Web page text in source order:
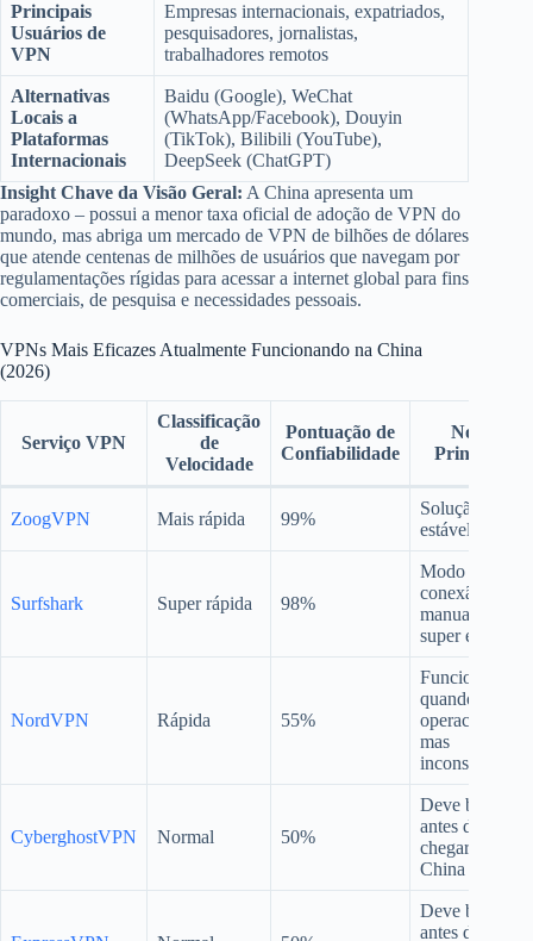
Principais
Usuários de
VPN
Empresas internacionais, expatriados,
pesquisadores, jornalistas,
trabalhadores remotos
Alternativas
Locais a
Plataformas
Internacionais
Baidu (Google), WeChat
(WhatsApp/Facebook), Douyin
(TikTok), Bilibili (YouTube),
DeepSeek (ChatGPT)
Insight Chave da Visão Geral: A China apresenta um
paradoxo – possui a menor taxa oficial de adoção de VPN do
mundo, mas abriga um mercado de VPN de bilhões de dólares
que atende centenas de milhões de usuários que navegam por
regulamentações rígidas para acessar a internet global para fins
comerciais, de pesquisa e necessidades pessoais.
VPNs Mais Eficazes Atualmente Funcionando na China
(2026)
Serviço VPN
Classificação
de
Velocidade
Pontuação de
Confiabilidade
Notas
Principais
ZoogVPN Mais rápida 99%
Solução mais
estável
Surfshark Super rápida 98%
Modo de
conexão
manual é
super eficaz
NordVPN Rápida 55%
Funciona bem
quando
operacional,
mas
inconsistente
CyberghostVPN Normal 50%
Deve baixar
antes de
chegar à
China
Deve baixar
antes de